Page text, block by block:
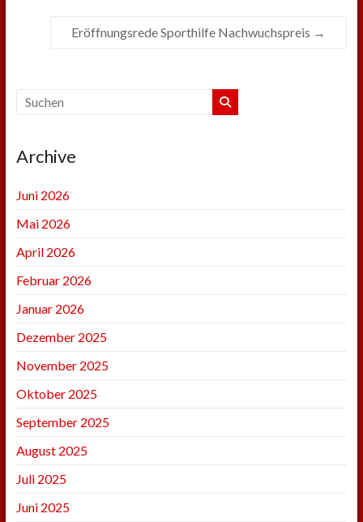
Eröffnungsrede Sporthilfe Nachwuchspreis →
Archive
Juni 2026
Mai 2026
April 2026
Februar 2026
Januar 2026
Dezember 2025
November 2025
Oktober 2025
September 2025
August 2025
Juli 2025
Juni 2025